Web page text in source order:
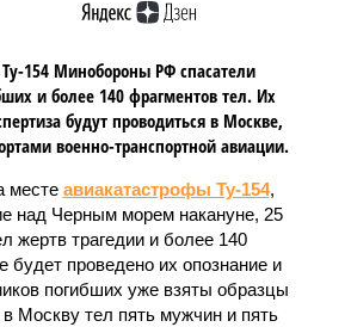
154 Минобороны РФ спасатели
и более 140 фрагментов тел. Их
будут проводиться в Москве,
военно-транспортной авиации.
месте авиакатастрофы Ту-154,
над Черным морем накануне, 25
жертв трагедии и более 140
проведено их опознание и
погибших уже взяты образцы
Москву тел пять мужчин и пять